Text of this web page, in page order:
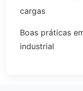
cargas
Boas práticas
industrial